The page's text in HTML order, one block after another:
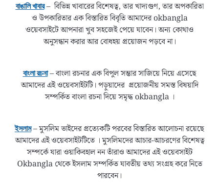
বাঙালি খাবার– বিভিন্ন খাবারের বিশেষত্ব, তার খাদ্যগুণ, তার অপকারিতা
ও উপকারিতার এক বিস্তারিত বিবৃতি আমাদের okbangla
ওয়েবসাইটে আপনারা খুব সহজেই পেয়ে যাবেন। অন্য কোথাও
অনুসন্ধান করার আর বোধহয় প্রয়োজন পড়বে না।
বাংলা রচনা– বাংলা রচনার এক বিপুল সম্ভার সাজিয়ে নিয়ে এসেছে
আমাদের এই ওয়েবসাইটটি। পড়ুয়াদের প্রয়োজনীয় সমস্ত বিষয়াদি
সম্পর্কিত বাংলা রচনা দিয়ে সমৃদ্ধ okbangla ।
ইসলাম– মুসলিম ভাইদের প্রত্যেকটি পরবের বিস্তারিত আলোচনা রয়েছে
আমাদের এই ওয়েবসাইটটিতে । মুসলিমদের আচার-আচরণের বিশেষত্ব
সম্পর্কে যারা ওয়াকিবহাল নন তাঁরাও আমাদের এই ওয়েবসাইট
Okbangla থেকে ইসলাম সম্পর্কিত যাবতীয় তথ্য সংগ্রহ করে নিতে
পারবেন।